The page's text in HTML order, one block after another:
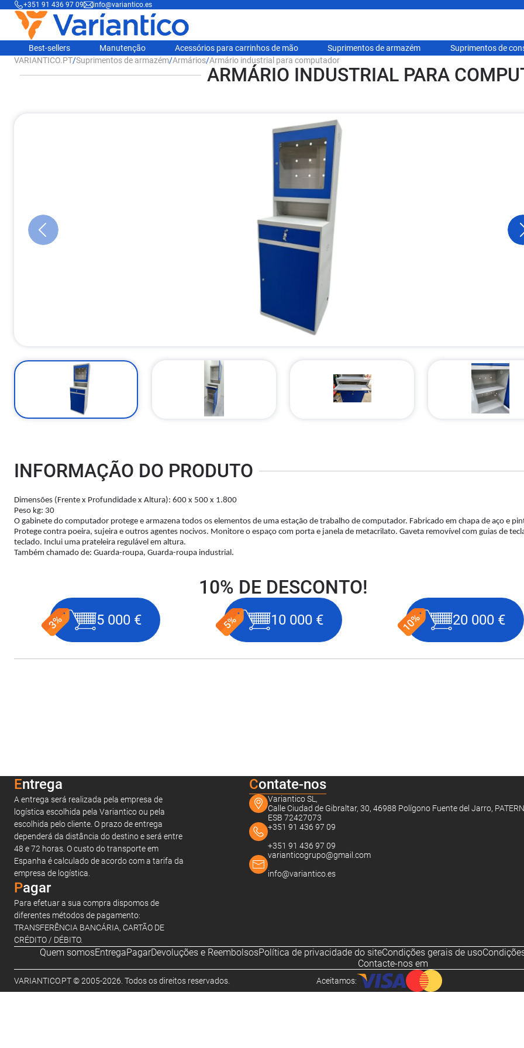
+351 91 436 97 09 info@variantico.es
Best-sellers Manutenção Acessórios para carrinhos de mão Suprimentos de armazém Suprimentos de
VARIANTICO.PT/Suprimentos de armazém/Armários/Armário industrial para computador
ARMÁRIO INDUSTRIAL PARA
INFORMAÇÃO DO PRODUTO
Dimensões (Frente x Profundidade x Altura): 600 x 500 x 1.800
Peso kg: 30
O gabinete do computador protege e armazena todos os elementos de uma estação de trabalho de computador. Fabricado em chapa de aço e
Protege contra poeira, sujeira e outros agentes nocivos. Monitore o espaço com porta e janela de metacrilato. Gaveta removível com guias de
teclado. Inclui uma prateleira regulável em altura.
Também chamado de: Guarda-roupa, Guarda-roupa industrial.
10% DE DESCONTO!
5 000 € 10 000 € 20 000 €
Entrega
A entrega será realizada pela empresa de
logística escolhida pela Variantico ou pela
escolhida pelo cliente. O prazo de entrega
dependerá da distância do destino e será entre
48 e 72 horas. O custo do transporte em
Espanha é calculado de acordo com a tarifa da
empresa de logística.
Pagar
Para efetuar a sua compra dispomos de
diferentes métodos de pagamento:
TRANSFERÊNCIA BANCÁRIA, CARTÃO DE
CRÉDITO / DÉBITO.
Contate-nos
Variantico SL,
Calle Ciudad de Gibraltar, 30, 46988 Polígono Fuente del Jarro,
ESB 72427073
+351 91 436 97 09
+351 91 436 97 09
varianticogrupo@gmail.com
info@variantico.es
Quem somosEntregaPagarDevoluções e ReembolsosPolítica de privacidade do siteCondições gerais de uso
Contacte-nos em
VARIANTICO.PT © 2005-2026. Todos os direitos reservados. Aceitamos: